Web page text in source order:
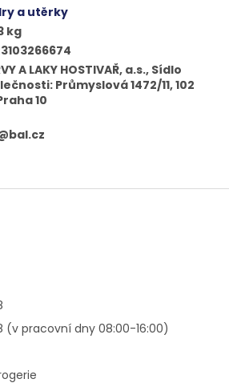
a utěrky
kg
A LAKY HOSTIVAŘ, a.s., Sídlo
Průmyslová 1472/11, 102
10
(v pracovní dny 08:00-16:00)